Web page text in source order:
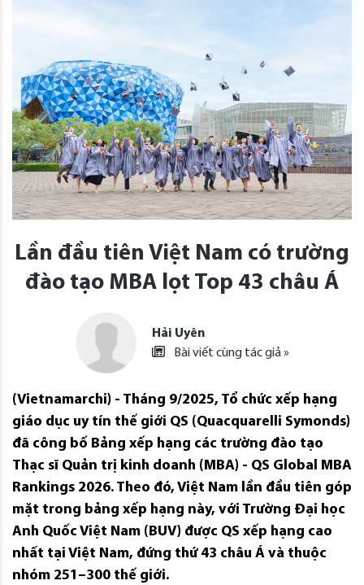
Lần đầu tiên Việt Nam có trường
đào tạo MBA lọt Top 43 châu Á
Hải Uyên
Bài viết cùng tác giả »
(Vietnamarchi) - Tháng 9/2025, Tổ chức xếp hạng
giáo dục uy tín thế giới QS (Quacquarelli Symonds)
đã công bố Bảng xếp hạng các trường đào tạo
Thạc sĩ Quản trị kinh doanh (MBA) - QS Global MBA
Rankings 2026. Theo đó, Việt Nam lần đầu tiên góp
mặt trong bảng xếp hạng này, với Trường Đại học
Anh Quốc Việt Nam (BUV) được QS xếp hạng cao
nhất tại Việt Nam, đứng thứ 43 châu Á và thuộc
nhóm 251–300 thế giới.